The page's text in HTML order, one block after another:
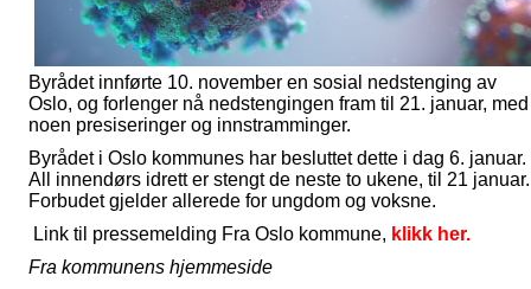
Byrådet innførte 10. november en sosial nedstenging av
Oslo, og forlenger nå nedstengingen fram til 21. januar, med
noen presiseringer og innstramminger.
Byrådet i Oslo kommunes har besluttet dette i dag 6. januar.
All innendørs idrett er stengt de neste to ukene, til 21 januar.
Forbudet gjelder allerede for ungdom og voksne.
Link til pressemelding Fra Oslo kommune, klikk her.
Fra kommunens hjemmeside